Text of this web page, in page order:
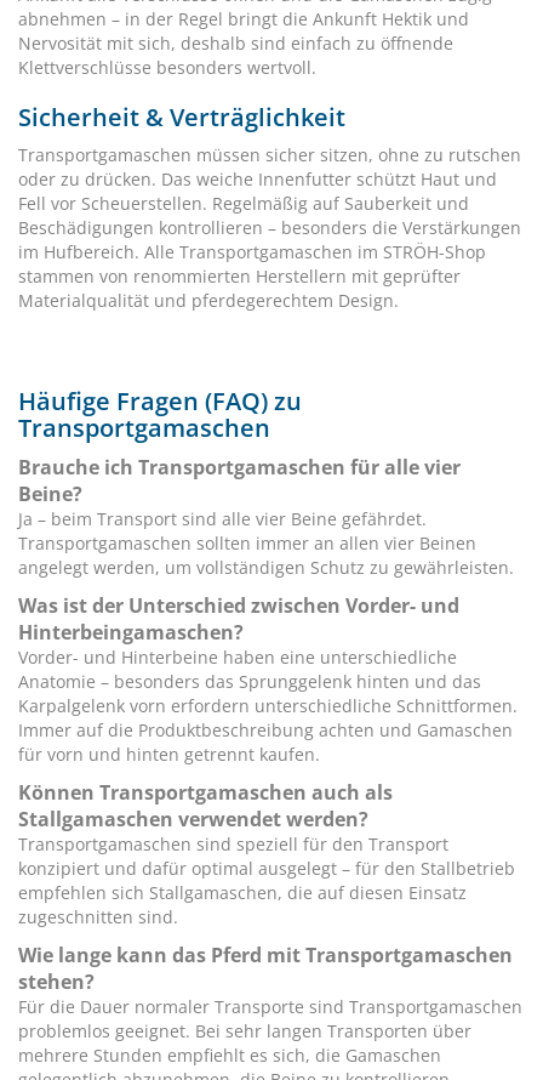
abnehmen – in der Regel bringt die Ankunft Hektik und
Nervosität mit sich, deshalb sind einfach zu öffnende
Klettverschlüsse besonders wertvoll.
Sicherheit & Verträglichkeit
Transportgamaschen müssen sicher sitzen, ohne zu rutschen
oder zu drücken. Das weiche Innenfutter schützt Haut und
Fell vor Scheuerstellen. Regelmäßig auf Sauberkeit und
Beschädigungen kontrollieren – besonders die Verstärkungen
im Hufbereich. Alle Transportgamaschen im STRÖH-Shop
stammen von renommierten Herstellern mit geprüfter
Materialqualität und pferdegerechtem Design.
Häufige Fragen (FAQ) zu
Transportgamaschen
Brauche ich Transportgamaschen für alle vier
Beine?
Ja – beim Transport sind alle vier Beine gefährdet.
Transportgamaschen sollten immer an allen vier Beinen
angelegt werden, um vollständigen Schutz zu gewährleisten.
Was ist der Unterschied zwischen Vorder- und
Hinterbeingamaschen?
Vorder- und Hinterbeine haben eine unterschiedliche
Anatomie – besonders das Sprunggelenk hinten und das
Karpalgelenk vorn erfordern unterschiedliche Schnittformen.
Immer auf die Produktbeschreibung achten und Gamaschen
für vorn und hinten getrennt kaufen.
Können Transportgamaschen auch als
Stallgamaschen verwendet werden?
Transportgamaschen sind speziell für den Transport
konzipiert und dafür optimal ausgelegt – für den Stallbetrieb
empfehlen sich Stallgamaschen, die auf diesen Einsatz
zugeschnitten sind.
Wie lange kann das Pferd mit Transportgamaschen
stehen?
Für die Dauer normaler Transporte sind Transportgamaschen
problemlos geeignet. Bei sehr langen Transporten über
mehrere Stunden empfiehlt es sich, die Gamaschen